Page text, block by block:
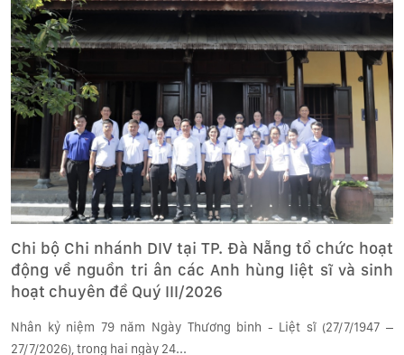
Chi bộ Chi nhánh DIV tại TP. Đà Nẵng tổ chức hoạt
động về nguồn tri ân các Anh hùng liệt sĩ và sinh
hoạt chuyên đề Quý III/2026
Nhân kỷ niệm 79 năm Ngày Thương binh - Liệt sĩ (27/7/1947 –
27/7/2026), trong hai ngày 24...